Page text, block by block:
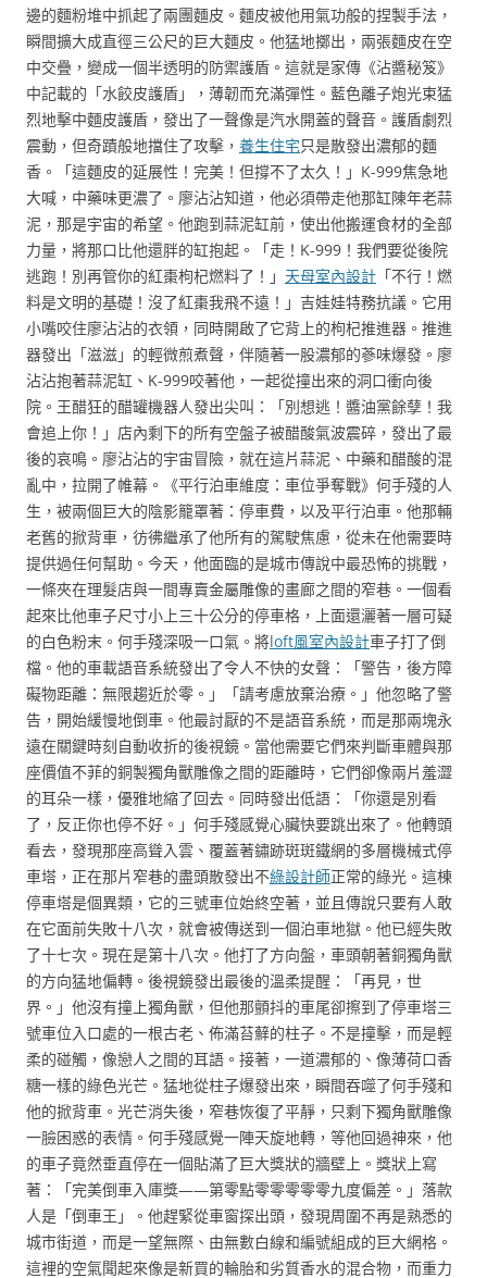
邊的麵粉堆中抓起了兩團麵皮。麵皮被他用氣功般的捏製手法，
瞬間擴大成直徑三公尺的巨大麵皮。他猛地擲出，兩張麵皮在空
中交疊，變成一個半透明的防禦護盾。這就是家傳《沾醬秘笈》
中記載的「水餃皮護盾」，薄韌而充滿彈性。藍色離子炮光束猛
烈地擊中麵皮護盾，發出了一聲像是汽水開蓋的聲音。護盾劇烈
震動，但奇蹟般地擋住了攻擊， 養生住宅只是散發出濃郁的麵
香。「這麵皮的延展性！完美！但撐不了太久！」K-999焦急地
大喊，中藥味更濃了。廖沾沾知道，他必須帶走他那缸陳年老蒜
泥，那是宇宙的希望。他跑到蒜泥缸前，使出他搬運食材的全部
力量，將那口比他還胖的缸抱起。「走！K-999！我們要從後院
逃跑！別再管你的紅棗枸杞燃料了！」 天母室內設計 「不行！燃
料是文明的基礎！沒了紅棗我飛不遠！」吉娃娃特務抗議。它用
小嘴咬住廖沾沾的衣領，同時開啟了它背上的枸杞推進器。推進
器發出「滋滋」的輕微煎煮聲，伴隨著一股濃郁的蔘味爆發。廖
沾沾抱著蒜泥缸、K-999咬著他，一起從撞出來的洞口衝向後
院。王醋狂的醋罐機器人發出尖叫：「別想逃！醬油黨餘孽！我
會追上你！」店內剩下的所有空盤子被醋酸氣波震碎，發出了最
後的哀鳴。廖沾沾的宇宙冒險，就在這片蒜泥、中藥和醋酸的混
亂中，拉開了帷幕。《平行泊車維度：車位爭奪戰》何手殘的人
生，被兩個巨大的陰影籠罩著：停車費，以及平行泊車。他那輛
老舊的掀背車，彷彿繼承了他所有的駕駛焦慮，從未在他需要時
提供過任何幫助。今天，他面臨的是城市傳說中最恐怖的挑戰，
一條夾在理髮店與一間專賣金屬雕像的畫廊之間的窄巷。一個看
起來比他車子尺寸小上三十公分的停車格，上面還灑著一層可疑
的白色粉末。何手殘深吸一口氣。將loft風室內設計車子打了倒
檔。他的車載語音系統發出了令人不快的女聲：「警告，後方障
礙物距離：無限趨近於零。」「請考慮放棄治療。」他忽略了警
告，開始緩慢地倒車。他最討厭的不是語音系統，而是那兩塊永
遠在關鍵時刻自動收折的後視鏡。當他需要它們來判斷車體與那
座價值不菲的銅製獨角獸雕像之間的距離時，它們卻像兩片羞澀
的耳朵一樣，優雅地縮了回去。同時發出低語：「你還是別看
了，反正你也停不好。」何手殘感覺心臟快要跳出來了。他轉頭
看去，發現那座高聳入雲、覆蓋著鏽跡斑斑鐵網的多層機械式停
車塔，正在那片窄巷的盡頭散發出不綠設計師正常的綠光。這棟
停車塔是個異類，它的三號車位始終空著，並且傳說只要有人敢
在它面前失敗十八次，就會被傳送到一個泊車地獄。他已經失敗
了十七次。現在是第十八次。他打了方向盤，車頭朝著銅獨角獸
的方向猛地偏轉。後視鏡發出最後的溫柔提醒：「再見，世
界。」他沒有撞上獨角獸，但他那顫抖的車尾卻擦到了停車塔三
號車位入口處的一根古老、佈滿苔蘚的柱子。不是撞擊，而是輕
柔的碰觸，像戀人之間的耳語。接著，一道濃郁的、像薄荷口香
糖一樣的綠色光芒。猛地從柱子爆發出來，瞬間吞噬了何手殘和
他的掀背車。光芒消失後，窄巷恢復了平靜，只剩下獨角獸雕像
一臉困惑的表情。何手殘感覺一陣天旋地轉，等他回過神來，他
的車子竟然垂直停在一個貼滿了巨大獎狀的牆壁上。獎狀上寫
著：「完美倒車入庫獎——第零點零零零零零九度偏差。」落款
人是「倒車王」。他趕緊從車窗探出頭，發現周圍不再是熟悉的
城市街道，而是一望無際、由無數白線和編號組成的巨大網格。
這裡的空氣聞起來像是新買的輪胎和劣質香水的混合物，而重力